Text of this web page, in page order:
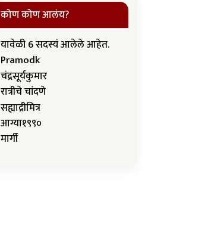
कोण कोण आलंय?
यावेळी 6 सदस्यं आलेले आहेत.
Pramodk
चंद्रसूर्यकुमार
रात्रीचे चांदणे
सह्याद्रीमित्र
आग्या१९९०
मार्गी